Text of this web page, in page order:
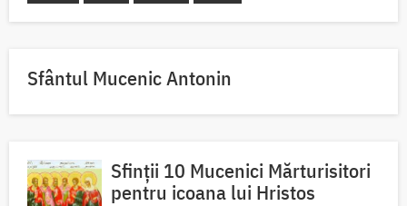
Sfântul Mucenic Antonin
Sfinții 10 Mucenici Mărturisitori
pentru icoana lui Hristos